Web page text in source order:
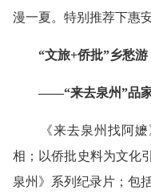
漫一夏。特别推荐下惠
“文旅+侨批”乡愁游
——“来去泉州”品家
《来去泉州找阿嬷
相；以侨批史料为文化
泉州》系列纪录片；包